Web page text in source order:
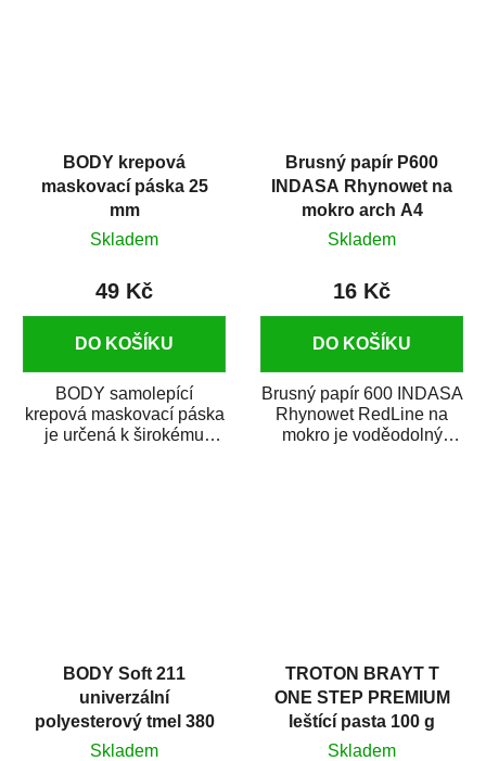
BODY krepová
maskovací páska 25
mm
Skladem
49 Kč
DO KOŠÍKU
BODY samolepící
krepová maskovací páska
je určená k širokému
Brusný papír P600
INDASA Rhynowet na
mokro arch A4
Skladem
16 Kč
DO KOŠÍKU
Brusný papír 600 INDASA
Rhynowet RedLine na
mokro je voděodolný
BODY Soft 211
univerzální
polyesterový tmel 380
g
Skladem
TROTON BRAYT T
ONE STEP PREMIUM
leštící pasta 100 g
Skladem